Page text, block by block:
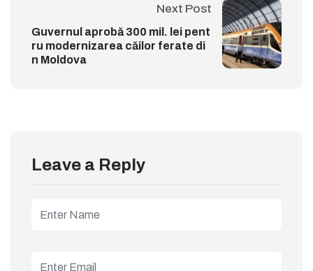
Next Post
Guvernul aprobă 300 mil. lei pent
ru modernizarea căilor ferate di
n Moldova
Leave a Reply